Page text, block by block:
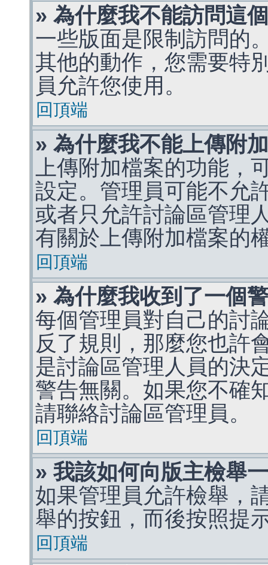
» 為什麼我不能訪問這
一些版面是限制訪問的
其他的動作，您需要特
員允許您使用。
回頂端
» 為什麼我不能上傳附
上傳附加檔案的功能，
設定。管理員可能不允
或者只允許討論區管理
有關於上傳附加檔案的
回頂端
» 為什麼我收到了一個
每個管理員對自己的討
反了規則，那麼您也許
是討論區管理人員的決
警告無關。如果您不確
請聯絡討論區管理員。
回頂端
» 我該如何向版主檢舉
如果管理員允許檢舉，
舉的按鈕，而後按照提
回頂端